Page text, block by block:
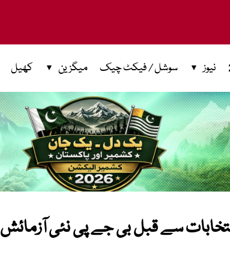
نیوز سوشل / فیکٹ چیک میگزین کھیل
سے قبل بی جے پی نئی آزمائش